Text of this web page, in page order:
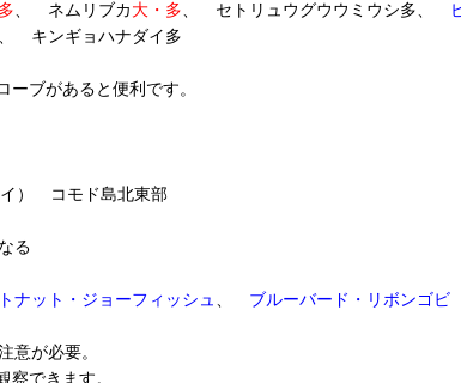
多、 ネムリブカ 大・多、 セトリュウグウウミウシ多、
、 キンギョハナダイ多
ブがあると便利です。
） コモド島北東部
る
ナット・ジョーフィッシュ 、 ブルーバード・リボンゴビ
意が必要。
察できます。